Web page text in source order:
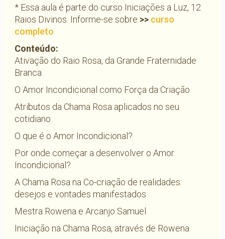
* Essa aula é parte do curso Iniciações a Luz, 12
Raios Divinos. Informe-se sobre >> curso
completo
Conteúdo:
Ativação do Raio Rosa, da Grande Fraternidade
Branca
O Amor Incondicional como Força da Criação
Atributos da Chama Rosa aplicados no seu
cotidiano
O que é o Amor Incondicional?
Por onde começar a desenvolver o Amor
Incondicional?
A Chama Rosa na Co-criação de realidades:
desejos e vontades manifestados
Mestra Rowena e Arcanjo Samuel
Iniciação na Chama Rosa, através de Rowena